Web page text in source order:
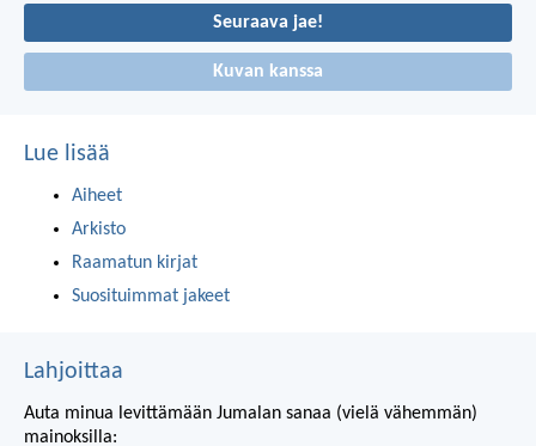
Seuraava jae!
Kuvan kanssa
Lue lisää
Aiheet
Arkisto
Raamatun kirjat
Suosituimmat jakeet
Lahjoittaa
Auta minua levittämään Jumalan sanaa (vielä vähemmän)
mainoksilla: